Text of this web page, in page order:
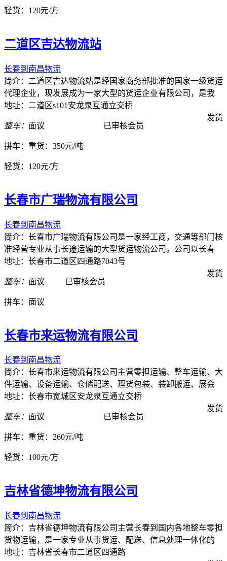
轻货： 120元/方
二道区吉达物流站
长春到南昌物流
简介：二道区吉达物流站是经国家商务部批准的国家一级货运
代理企业，现发展成为一家大型的货运企业有限公司，是我
地址：二道区s101安龙泉互通立交桥
整车： 面议
拼车： 重货：350元/吨
轻货： 120元/方
已审核会员
发货
长春市广瑞物流有限公司
长春到南昌物流
简介：长春市广瑞物流有限公司是一家经工商，交通等部门核
准经营专业从事长途运输的大型货运物流公司。公司以长春
地址：长春市二道区四通路7043号
整车： 面议
拼车： 面议
已审核会员
发货
长春市来运物流有限公司
长春到南昌物流
简介：长春市来运物流有限公司主营零担运输、整车运输、大
件运输、设备运输、仓储配送、理货包装、装卸搬运、展会
地址：长春市宽城区安龙泉互通立交桥
整车： 面议
拼车： 重货：260元/吨
轻货： 100元/方
已审核会员
发货
吉林省德坤物流有限公司
长春到南昌物流
简介：吉林省德坤物流有限公司主营长春到国内各地整车零担
货物运输，是一家专业从事货运、配送、信息处理一体化的
地址：吉林省长春市二道区四通路